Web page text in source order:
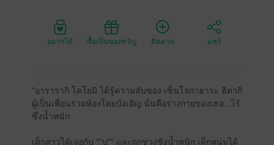
อยากได้ ซื้อเป็นของขวัญ ติดตาม แชร์
"อารารากิ โคโยมิ ได้รู้ความลับของ เซ็นโจกาฮาระ ฮิตากิ
ผู้เป็นเพื่อนร่วมห้องโดยบังเอิญ นั่นคือร่างกายของเธอ...ไร้
ซึ่งน้ำหนัก
เด็กสาวได้เจอกับ ""ปู"" และถูกช่วงชิงน้ำหนัก เด็กหนุ่มได้